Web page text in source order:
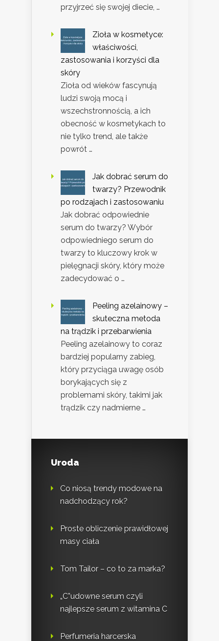
przyjrzeć się swojej diecie, …
Zioła w kosmetyce:
właściwości,
zastosowania i korzyści dla
skóry
Zioła od wieków fascynują
ludzi swoją mocą i
wszechstronnością, a ich
obecność w kosmetykach to
nie tylko trend, ale także
powrót …
Jak dobrać serum do
twarzy? Przewodnik
po rodzajach i zastosowaniu
Jak dobrać odpowiednie
serum do twarzy? Wybór
odpowiedniego serum do
twarzy to kluczowy krok w
pielęgnacji skóry, który może
zadecydować o …
Peeling azelainowy –
skuteczna metoda
na trądzik i przebarwienia
Peeling azelainowy to coraz
bardziej popularny zabieg,
który przyciąga uwagę osób
borykających się z
problemami skóry, takimi jak
trądzik czy nadmierne …
Uroda
Co niosą trendy modowe na
nadchodzący rok?
Proste obliczenie prawidłowej
masy ciała
Tom Tailor – co to za marka?
„C”udowne serum czyli
najlepsze serum z witamina C
Perfumeria harcerska